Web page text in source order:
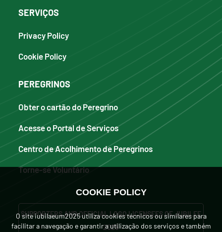
SERVIÇOS
Privacy Policy
Cookie Policy
PEREGRINOS
Obter o cartão do Peregrino
Acesse o Portal de Serviços
Centro de Acolhimento de Peregrinos
Torne-se Voluntário
SUPPORTERS AND OFFICIAL LOGO LICENSEES OF JUBILEE
2025
COOKIE POLICY
O site iubilaeum2025 utiliza cookies técnicos ou similares para
facilitar a navegação e garantir a utilização dos serviços e também